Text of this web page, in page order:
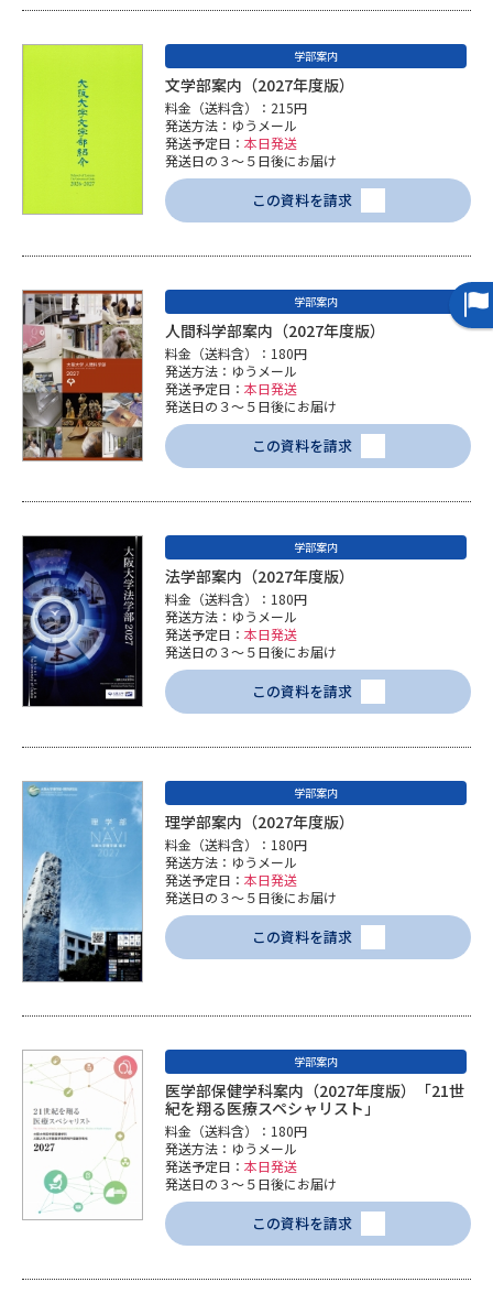
学部案内
文学部案内（2027年度版）
料金（送料含）：215円
発送方法：ゆうメール
発送予定日： 本日発送
発送日の３～５日後にお届け
この資料を請求
学部案内
人間科学部案内（2027年度版）
料金（送料含）：180円
発送方法：ゆうメール
発送予定日： 本日発送
発送日の３～５日後にお届け
この資料を請求
学部案内
法学部案内（2027年度版）
料金（送料含）：180円
発送方法：ゆうメール
発送予定日： 本日発送
発送日の３～５日後にお届け
この資料を請求
学部案内
理学部案内（2027年度版）
料金（送料含）：180円
発送方法：ゆうメール
発送予定日： 本日発送
発送日の３～５日後にお届け
この資料を請求
学部案内
医学部保健学科案内（2027年度版）「21世
紀を翔る医療スペシャリスト」
料金（送料含）：180円
発送方法：ゆうメール
発送予定日： 本日発送
発送日の３～５日後にお届け
この資料を請求